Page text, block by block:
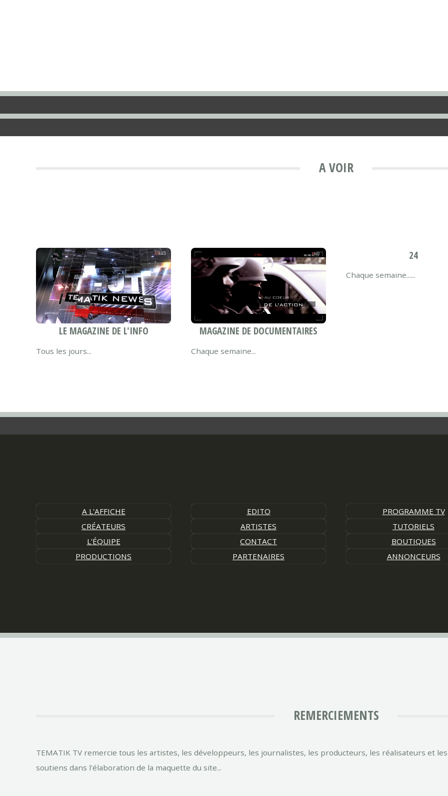
A VOIR
LE MAGAZINE DE L'INFO
Tous les jours...
MAGAZINE DE DOCUMENTAIRES
Chaque semaine...
24
Chaque semaine......
A L'AFFICHE EDITO
PROGRAMME TV
CRÉATEURS
ARTISTES
TUTORIELS
L'ÉQUIPE
CONTACT
BOUTIQUES
PRODUCTIONS
PARTENAIRES ANNONCEURS
REMERCIEMENTS
TEMATIK TV remercie tous les artistes, les développeurs, les journalistes, les producteurs, les réalisateurs et
soutiens dans l'élaboration de la maquette du site...